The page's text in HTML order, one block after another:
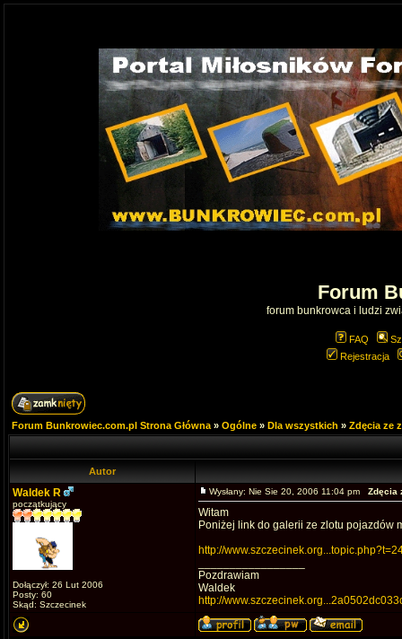
Forum
forum bunkrowca i ludzi
FAQ
Rejestracja
Forum Bunkrowiec.com.pl Strona Główna » Ogólne » Dla wszystkich » Zdęcia ze
Autor
Waldek R
początkujący
Dołączył: 26 Lut 2006
Posty: 60
Skąd: Szczecinek
Wysłany: Nie Sie 20, 2006 11:04 pm Zdęcia
Witam
Poniżej link do galerii ze zlotu pojazdów
http://
Pozdrawiam
Waldek
http://